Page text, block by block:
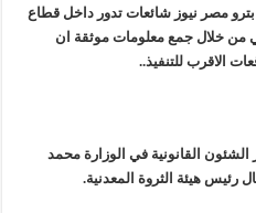
مصر نيوز شائعات تدور داخل قطاع
من خلال جمع معلومات موثقة ان
الاقرب للتنفيذ..
القانونية في الوزارة محمد
رئيس هيئة الثروة المعدنية.